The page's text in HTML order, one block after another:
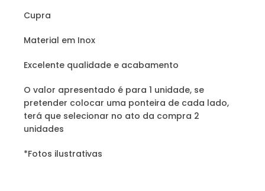
Cupra
Material em Inox
Excelente qualidade e acabamento
O valor apresentado é para 1 unidade, se
pretender colocar uma ponteira de cada lado,
terá que selecionar no ato da compra 2
unidades
*Fotos ilustrativas